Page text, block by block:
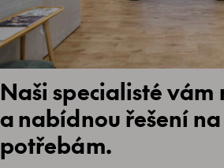
Naši specialisté
a nabídnou řešení
potřebám.